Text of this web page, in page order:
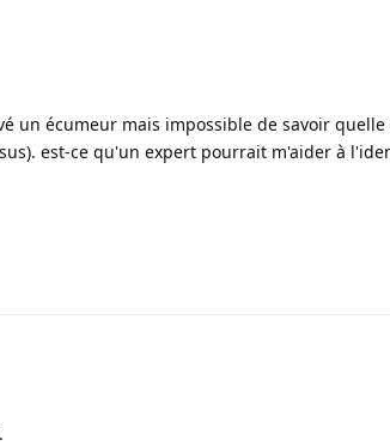
un écumeur mais impossible de savoir
est-ce qu'un expert pourrait m'aider à